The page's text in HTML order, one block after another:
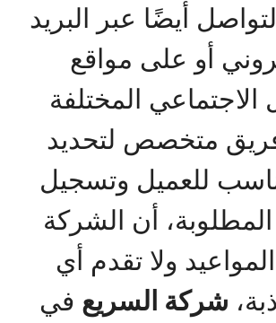
أيضًا عبر البريد
أو على مواقع
الاجتماعي المختلفة
متخصص لتحديد
للعميل وتسجيل
المطلوبة، أن الشركة
ولا تقدم أي
شركة السريع في